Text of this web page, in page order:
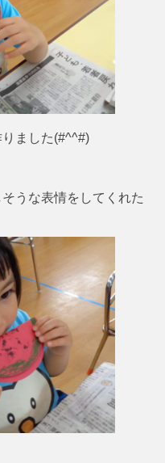
ました(#^^#)
うな表情をしてくれた